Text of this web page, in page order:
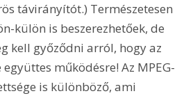
távirányítót.) Természetesen
külön is beszerezhetőek, de
kell győződni arról, hogy az
működésre! Az MPEG-
is különböző, ami